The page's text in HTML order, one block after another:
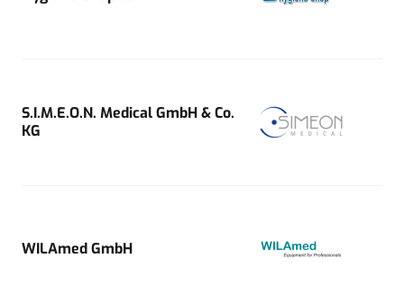
S.I.M.E.O.N. Medical GmbH & Co.
KG
WILAmed GmbH